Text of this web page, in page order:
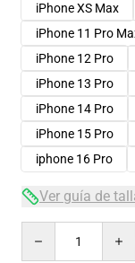
iPhone XS Max
iPhone 11 Pro
iPhone 12 Pro
iPhone 13 Pro
iPhone 14 Pro
iPhone 15 Pro
iphone 16 Pro
Ver guía de